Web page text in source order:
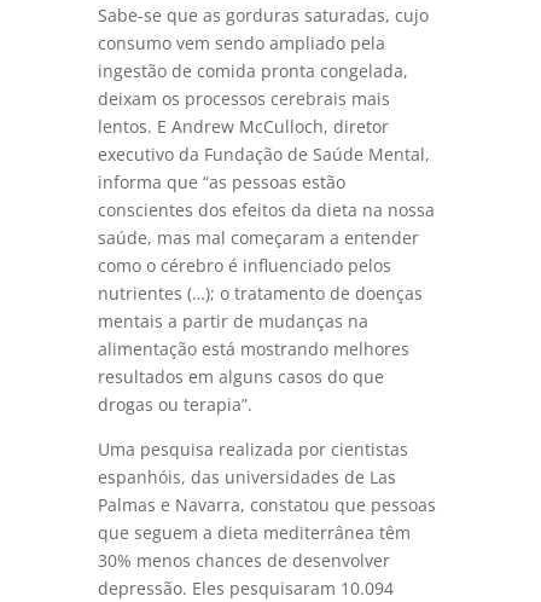
Sabe-se que as gorduras saturadas, cujo
consumo vem sendo ampliado pela
ingestão de comida pronta congelada,
deixam os processos cerebrais mais
lentos. E Andrew McCulloch, diretor
executivo da Fundação de Saúde Mental,
informa que “as pessoas estão
conscientes dos efeitos da dieta na nossa
saúde, mas mal começaram a entender
como o cérebro é influenciado pelos
nutrientes (…); o tratamento de doenças
mentais a partir de mudanças na
alimentação está mostrando melhores
resultados em alguns casos do que
drogas ou terapia”.
Uma pesquisa realizada por cientistas
espanhóis, das universidades de Las
Palmas e Navarra, constatou que pessoas
que seguem a dieta mediterrânea têm
30% menos chances de desenvolver
depressão. Eles pesquisaram 10.094